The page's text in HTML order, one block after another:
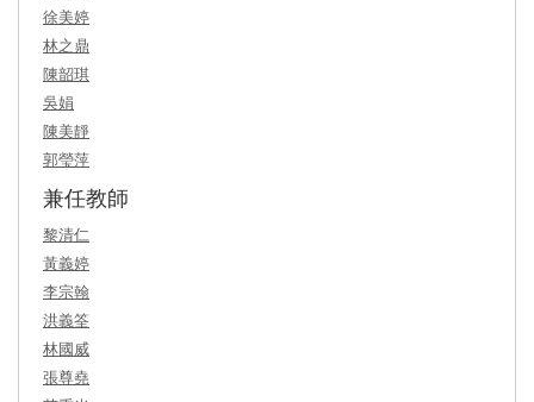
徐美婷
林之鼎
陳韶琪
吳娟
陳美靜
郭瑩萍
兼任教師
黎清仁
黃義婷
李宗翰
洪義筌
林國威
張尊堯